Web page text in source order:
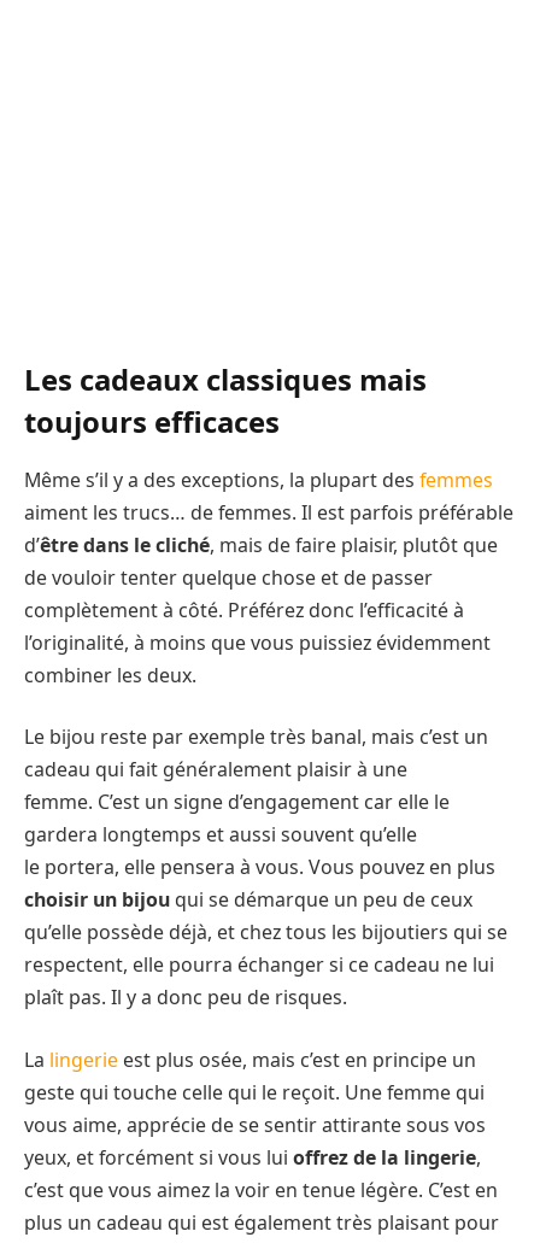
Les cadeaux classiques mais
toujours efficaces
Même s’il y a des exceptions, la plupart des femmes
aiment les trucs… de femmes. Il est parfois préférable
d’être dans le cliché, mais de faire plaisir, plutôt que
de vouloir tenter quelque chose et de passer
complètement à côté. Préférez donc l’efficacité à
l’originalité, à moins que vous puissiez évidemment
combiner les deux.
Le bijou reste par exemple très banal, mais c’est un
cadeau qui fait généralement plaisir à une
femme. C’est un signe d’engagement car elle le
gardera longtemps et aussi souvent qu’elle
le portera, elle pensera à vous. Vous pouvez en plus
choisir un bijou qui se démarque un peu de ceux
qu’elle possède déjà, et chez tous les bijoutiers qui se
respectent, elle pourra échanger si ce cadeau ne lui
plaît pas. Il y a donc peu de risques.
La lingerie est plus osée, mais c’est en principe un
geste qui touche celle qui le reçoit. Une femme qui
vous aime, apprécie de se sentir attirante sous vos
yeux, et forcément si vous lui offrez de la lingerie,
c’est que vous aimez la voir en tenue légère. C’est en
plus un cadeau qui est également très plaisant pour